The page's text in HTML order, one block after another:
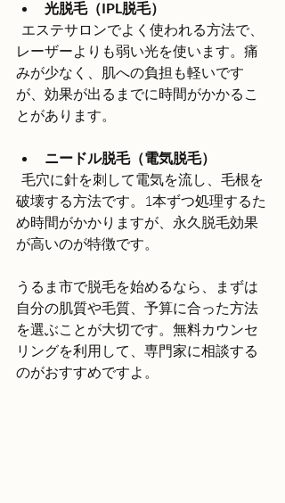
光脱毛（IPL脱毛）
レーザーよりも弱い光を使います。痛
みが少なく、肌への負担も軽いです
が、効果が出るまでに時間がかかるこ
とがあります。
ニードル脱毛（電気脱毛）
破壊する方法です。1本ずつ処理するた
め時間がかかりますが、永久脱毛効果
が高いのが特徴です。
うるま市で脱毛を始めるなら、まずは
自分の肌質や毛質、予算に合った方法
を選ぶことが大切です。無料カウンセ
リングを利用して、専門家に相談する
のがおすすめですよ。